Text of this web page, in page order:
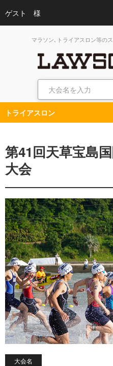
ゲスト 様
マラソン､トライアスロン等の
トライアスロン
第41回天草宝島
大会
大会名